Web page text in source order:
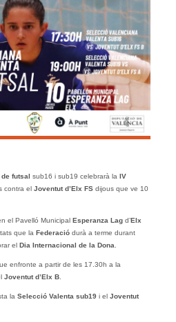
futsal sub16 i sub19 celebrarà laIV
contra el Joventut d’Elx FSdijous que ve 10
el Pavelló Municipal Esperanza Lagd’Elx
que la Federació durà a terme durant
el Dia Internacional de la Dona.
enfronte a partir de les 17.30h a la
Joventut d’Elx B.
la Selecció Valenta sub19i el Joventut